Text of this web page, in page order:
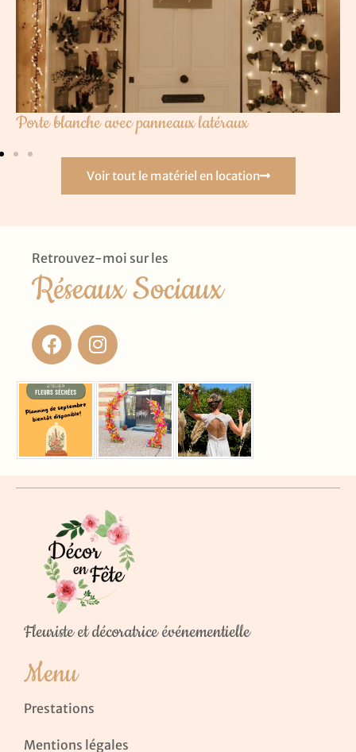
Porte blanche avec panneaux latéraux
Voir tout le matériel en location
Retrouvez-moi sur les
Réseaux Sociaux
Menu
Prestations
Mentions légales
Fleuriste et décoratrice événementielle